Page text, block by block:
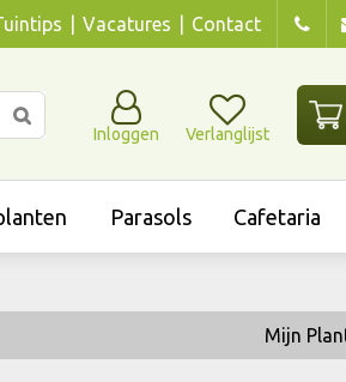
Vacatures Contact
Inloggen Verlanglijst
Parasols Cafetaria
Mijn